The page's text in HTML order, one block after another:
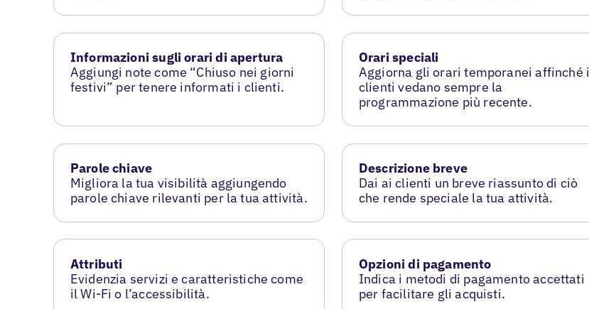
Informazioni sugli orari di apertura
Aggiungi note come “Chiuso nei giorni
festivi” per tenere informati i clienti.
Orari speciali
Aggiorna gli orari temporanei affinché i
clienti vedano sempre la
programmazione più recente.
Parole chiave
Migliora la tua visibilità aggiungendo
parole chiave rilevanti per la tua attività.
Descrizione breve
Dai ai clienti un breve riassunto di ciò
che rende speciale la tua attività.
Attributi
Evidenzia servizi e caratteristiche come
il Wi-Fi o l’accessibilità.
Opzioni di pagamento
Indica i metodi di pagamento accettati
per facilitare gli acquisti.